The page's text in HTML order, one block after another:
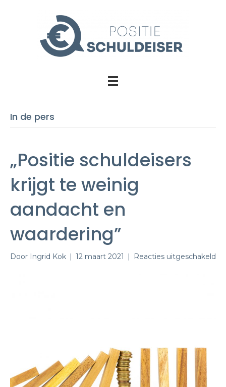
In de pers
„Positie schuldeisers
krijgt te weinig
aandacht en
waardering”
Door Ingrid Kok | 12 maart 2021 | Reacties uitgeschakeld